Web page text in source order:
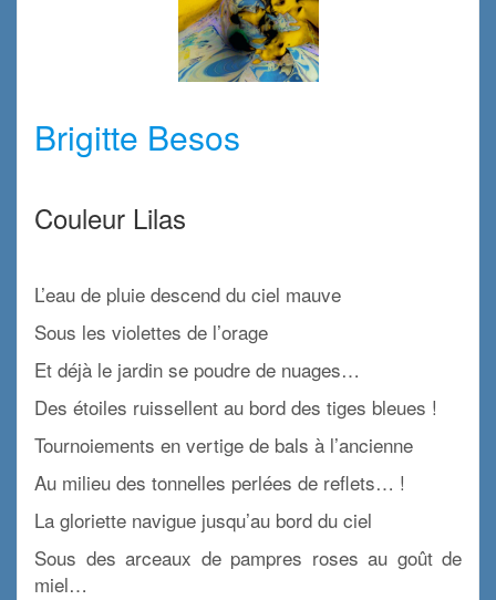
Brigitte Besos
Couleur Lilas
L’eau de pluie descend du ciel mauve
Sous les violettes de l’orage
Et déjà le jardin se poudre de nuages…
Des étoiles ruissellent au bord des tiges bleues !
Tournoiements en vertige de bals à l’ancienne
Au milieu des tonnelles perlées de reflets… !
La gloriette navigue jusqu’au bord du ciel
Sous des arceaux de pampres roses au goût de
miel…